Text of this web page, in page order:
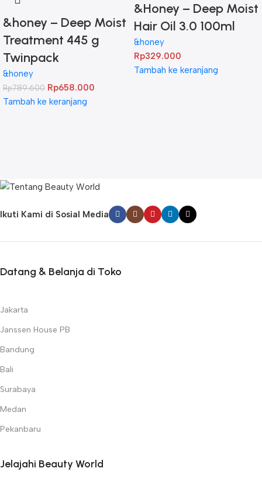
&honey – Deep Moist
Treatment 445 g
Twinpack
&honey
Rp789.600 Rp658.000
Tambah ke keranjang
&Honey – Deep Moist
Hair Oil 3.0 100ml
&honey
Rp329.000
Tambah ke keranjang
Ikuti Kami di Sosial Media
Datang & Belanja di Toko
Jakarta
Janssen House PB
Bandung
Bali
Surabaya
Medan
Pekanbaru
Jelajahi Beauty World